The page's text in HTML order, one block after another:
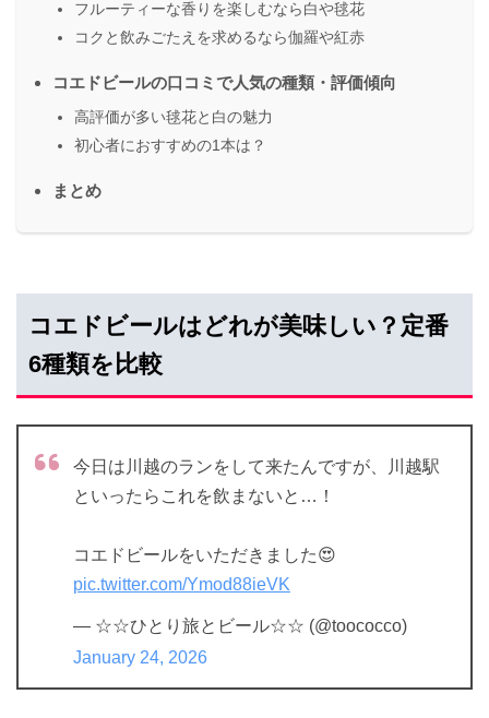
フルーティーな香りを楽しむなら白や毬花
コクと飲みごたえを求めるなら伽羅や紅赤
コエドビールの口コミで人気の種類・評価傾向
高評価が多い毬花と白の魅力
初心者におすすめの1本は？
まとめ
コエドビールはどれが美味しい？定番
6種類を比較
今日は川越のランをして来たんですが、川越駅
といったらこれを飲まないと…！
コエドビールをいただきました😍
pic.twitter.com/Ymod88ieVK
— ☆☆ひとり旅とビール☆☆ (@toococco)
January 24, 2026